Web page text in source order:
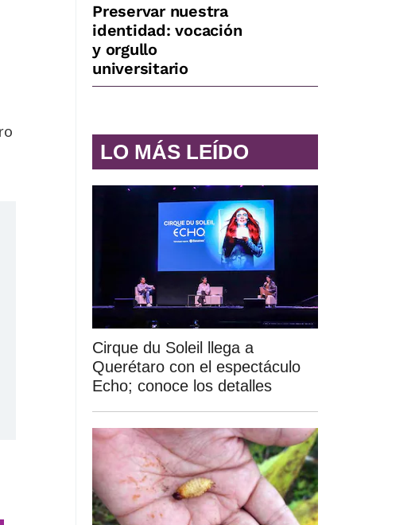
Preservar nuestra
identidad: vocación
y orgullo
universitario
LO MÁS LEÍDO
Cirque du Soleil llega a
Querétaro con el espectáculo
Echo; conoce los detalles